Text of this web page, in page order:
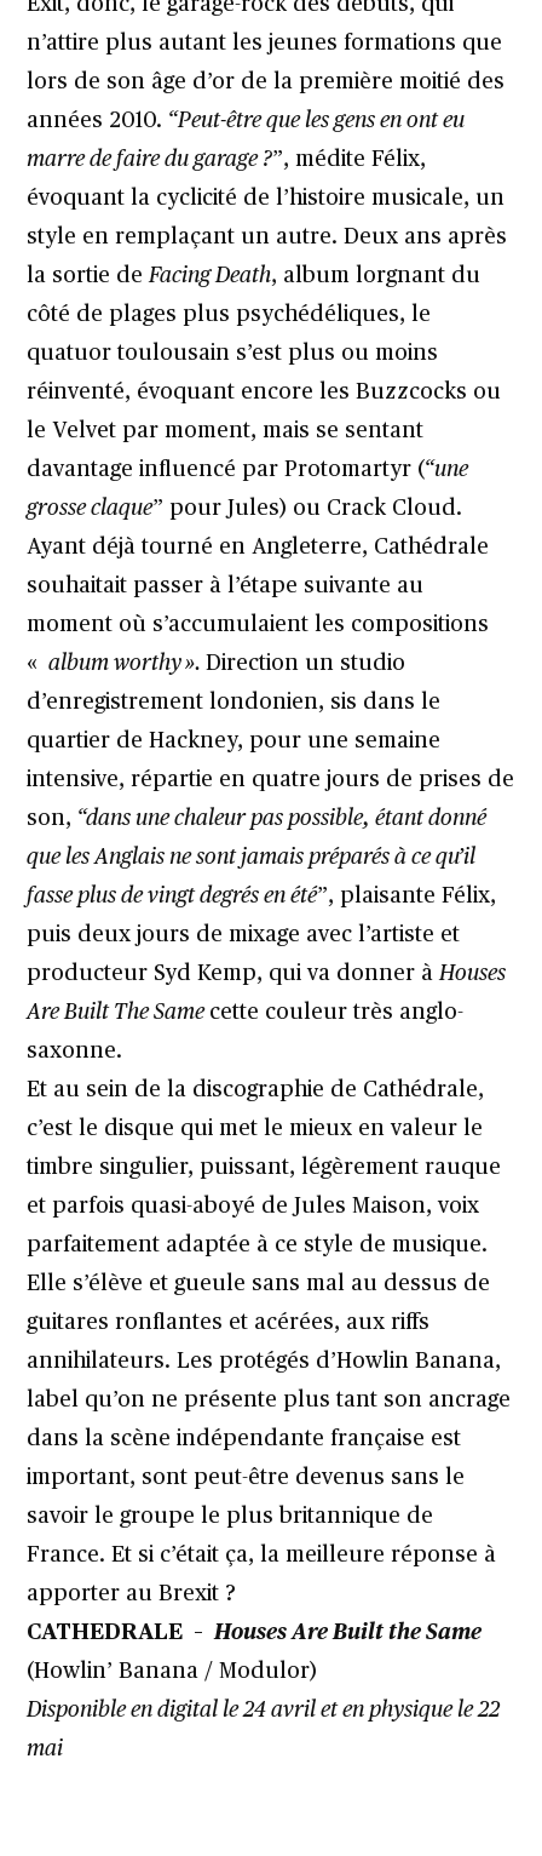
Exit, donc, le garage-rock des débuts, qui
n’attire plus autant les jeunes formations que
lors de son âge d’or de la première moitié des
années 2010. “Peut-être que les gens en ont eu
marre de faire du garage ?”, médite Félix,
évoquant la cyclicité de l’histoire musicale, un
style en remplaçant un autre. Deux ans après
la sortie deFacing Death, album lorgnant du
côté de plages plus psychédéliques, le
quatuor toulousain s’est plus ou moins
réinventé, évoquant encore les Buzzcocks ou
le Velvet par moment, mais se sentant
davantage influencé par Protomartyr (“une
grosse claque” pour Jules) ou Crack Cloud.
Ayant déjà tourné en Angleterre, Cathédrale
souhaitait passer à l’étape suivante au
moment où s’accumulaient les compositions
«album worthy ».Direction un studio
d’enregistrement londonien, sis dans le
quartier de Hackney, pour une semaine
intensive, répartie en quatre jours de prises de
son, “dans une chaleur pas possible, étant donné
que les Anglais ne sont jamais préparés à ce qu’il
fasse plus de vingt degrés en été”, plaisante Félix,
puis deux jours de mixage avec l’artiste et
producteur Syd Kemp, qui va donner àHouses
Are Built The Same cette couleur très anglo-
saxonne.
Et au sein de la discographie de Cathédrale,
c’est le disque qui met le mieux en valeur le
timbre singulier, puissant, légèrement rauque
et parfois quasi-aboyé de Jules Maison, voix
parfaitement adaptée à ce style de musique.
Elle s’élève et gueule sans mal au dessus de
guitares ronflantes et acérées, aux riffs
annihilateurs. Les protégés d’Howlin Banana,
label qu’on ne présente plus tant son ancrage
dans la scène indépendante française est
important, sont peut-être devenus sans le
savoir le groupe le plus britannique de
France. Et si c’était ça, la meilleure réponse à
apporter au Brexit ?
CATHEDRALE –Houses Are Built the Same
(Howlin’ Banana / Modulor)
Disponible en digital le 24 avril et en physique le 22
mai